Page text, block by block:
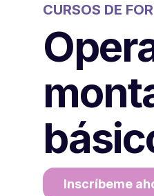
CURSOS DE
Inscríbeme